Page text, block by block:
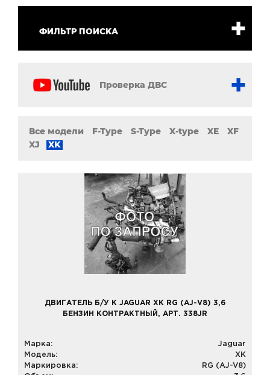
ФИЛЬТР ПОИСКА
Проверка ДВС
Все модели F-Type S-Type X-type XE
XF
XJ
XK
ДВИГАТЕЛЬ Б/У К JAGUAR XK RG (AJ-V8) 3,6
БЕНЗИН КОНТРАКТНЫЙ, АРТ. 338JR
Марка:
Jaguar
Модель:
XK
Маркировка:
RG (AJ-V8)